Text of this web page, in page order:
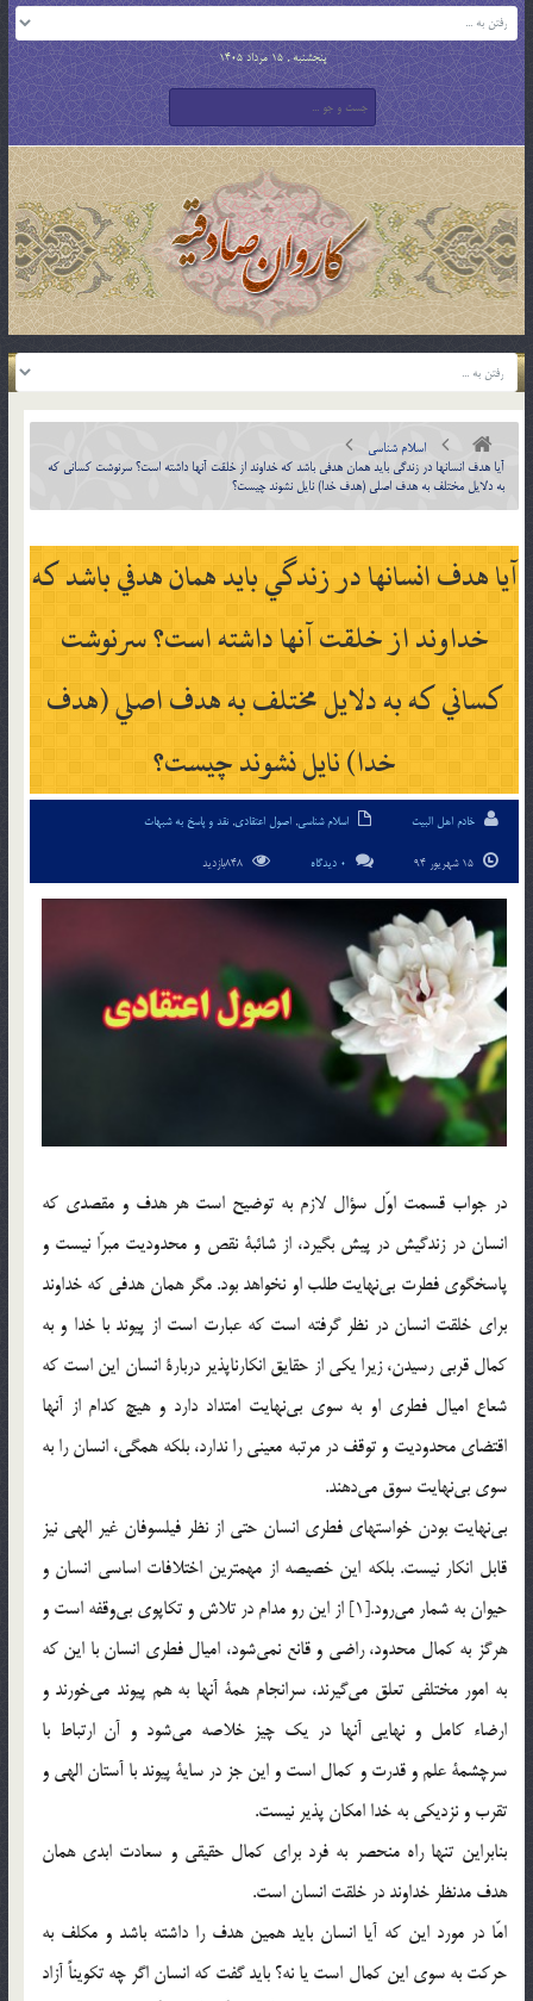
پنجشنبه , 15 مرداد 1405
اسلام شناسی
آيا هدف انسانها در زندگي بايد همان هدفي باشد كه خداوند از خلقت آنها داشته است؟ سرنوشت كساني كه
به دلايل مختلف به هدف اصلي (هدف خدا) نايل نشوند چيست؟
آيا هدف انسانها در زندگي بايد همان هدفي باشد كه
خداوند از خلقت آنها داشته است؟ سرنوشت
كساني كه به دلايل مختلف به هدف اصلي (هدف
خدا) نايل نشوند چيست؟
خادم اهل البیت اسلام شناسی, اصول اعتقادی, نقد و پاسخ به شبهات
0 دیدگاه
در جواب قسمت اوّل سؤال لازم به توضيح است هر هدف و مقصدي كه
انسان در زندگيش در پيش بگيرد، از شائبة نقص و محدوديت مبرّا نيست و
پاسخگوي فطرت بي‌نهايت طلب او نخواهد بود. مگر همان هدفي كه خداوند
براي خلقت انسان در نظر گرفته است که عبارت است از پيوند با خدا و به
كمال قربي رسيدن، زيرا يکي از حقايق انكارناپذير دربارة انسان اين است كه
شعاع اميال فطري او به سوي بي‌نهايت امتداد دارد و هيچ كدام از آنها
اقتضاي محدوديت و توقف در مرتبه معيني را ندارد، بلكه همگي، انسان را به
سوي بي‌نهايت سوق مي‌دهند.
بي‌نهايت بودن خواستهاي فطري انسان حتي از نظر فيلسوفان غير الهي نيز
قابل انكار نيست. بلكه اين خصيصه از مهمترين اختلافات اساسي انسان و
حيوان به شمار مي‌رود.[1] از اين رو مدام در تلاش و تكاپوي بي‌وقفه است و
هرگز به كمال محدود، راضي و قانع نمي‌شود، اميال فطري انسان با اين كه
به امور مختلفي تعلق مي‌گيرند، سرانجام همة آنها به هم پيوند مي‌خورند و
ارضاء كامل و نهايي آنها در يك چيز خلاصه مي‌شود و آن ارتباط با
سرچشمة علم و قدرت و كمال است و اين جز در ساية پيوند با آستان الهي و
تقرب و نزديكي به خدا امكان پذير نيست.
بنابراين تنها راه منحصر به فرد براي كمال حقيقي و سعادت ابدي همان
هدف مدنظر خداوند در خلقت انسان است.
امّا در مورد اين كه آيا انسان بايد همين هدف را داشته باشد و مكلف به
حركت به سوي اين كمال است يا نه؟ بايد گفت که انسان اگر چه تكويناً آزاد